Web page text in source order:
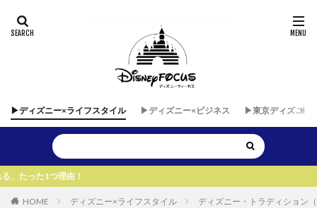
▶︎ディズニー×ライフスタイル ▶︎ディズニー×ビジネス ▶︎東京ディズニー
HOME ディズニー×ライフスタイル ディズニー・トラディション